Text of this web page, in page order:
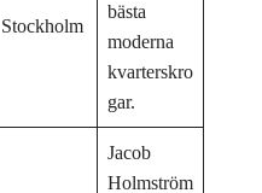
Stockholm
bästa
moderna
kvarterskro
gar.
Jacob
Holmström